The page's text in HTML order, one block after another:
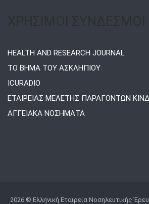
HEALTH AND RESEARCH JOURNAL
ΤΟ ΒΗΜΑ ΤΟΥ ΑΣΚΛΗΠΙΟΥ
ICURADIO
ΕΤΑΙΡΕΙΑΣ ΜΕΛΕΤΗΣ ΠΑΡΑΓΟΝΤΩΝ
ΑΓΓΕΙΑΚΑ ΝΟΣΗΜΑΤΑ
2026 © Ελληνική Εταιρεία Νοσηλευτικής